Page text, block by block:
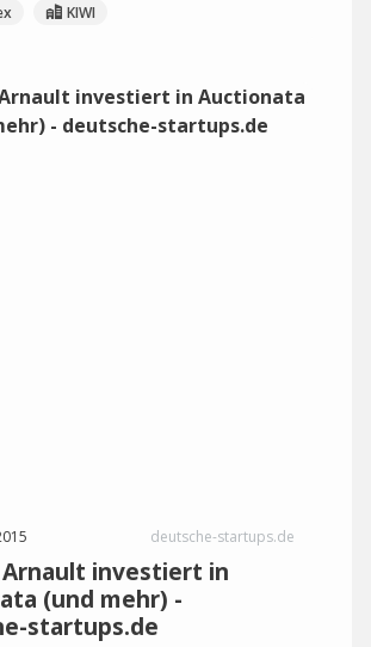
KIWI
deutsche-startups.de
Arnault investiert in
(und mehr) -
startups.de